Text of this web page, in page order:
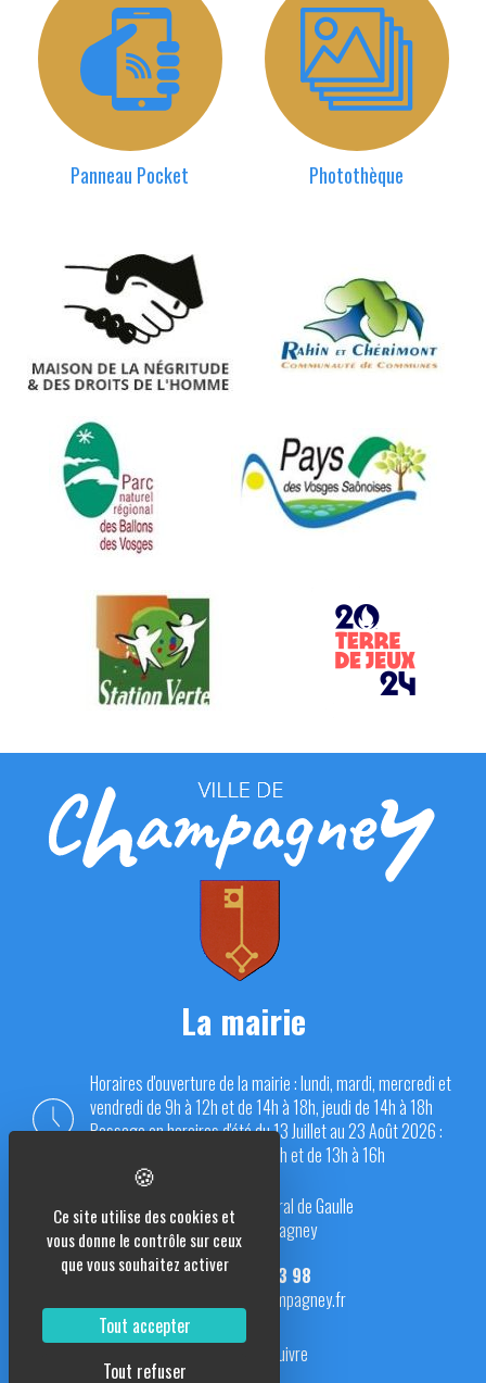
Panneau Pocket Photothèque
La mairie
Horaires d'ouverture de la mairie : lundi, mardi, mercredi et
vendredi de 9h à 12h et de 14h à 18h, jeudi de 14h à 18h
Passage en horaires d'été du 13 Juillet au 23 Août 2026 :
du lundi au vendredi de 9h à 12h et de 13h à 16h
Place du Général de Gaulle
70290 Champagney
03 84 23 13 98
mairie@champagney.fr
Nous suivre
Ce site utilise des cookies et
vous donne le contrôle sur ceux
que vous souhaitez activer
Tout accepter
Tout refuser